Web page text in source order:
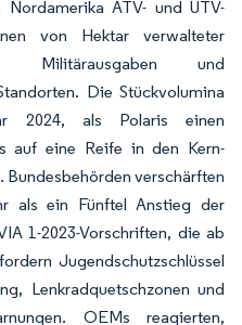
ATV- und UTV-
von Hektar verwalteter
Militärausgaben und
Die Stückvolumina
2024, als Polaris einen
auf eine Reife in den Kern-
verschärften
als ein Fünftel Anstieg der
1-2023-Vorschriften, die ab
Jugendschutzschlüssel
Lenkradquetschzonen und
OEMs reagierten,